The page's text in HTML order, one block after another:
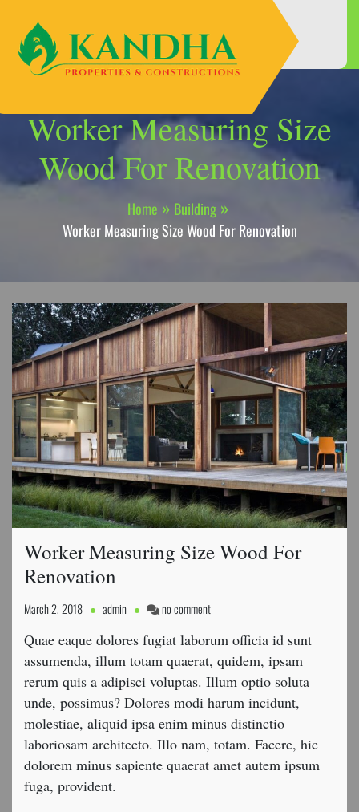
content
Worker Measuring Size
Wood For Renovation
Home
Building
Worker Measuring Size Wood For Renovation
Worker Measuring Size Wood For
Renovation
March 2, 2018 admin no commenton
Measuring
Size
Wood
For
Renovation
Quae eaque dolores fugiat laborum officia id sunt
assumenda, illum totam quaerat, quidem, ipsam
rerum quis a adipisci voluptas. Illum optio soluta
unde, possimus? Dolores modi harum incidunt,
molestiae, aliquid ipsa enim minus distinctio
laboriosam architecto. Illo nam, totam. Facere, hic
dolorem minus sapiente quaerat amet autem ipsum
fuga, provident.